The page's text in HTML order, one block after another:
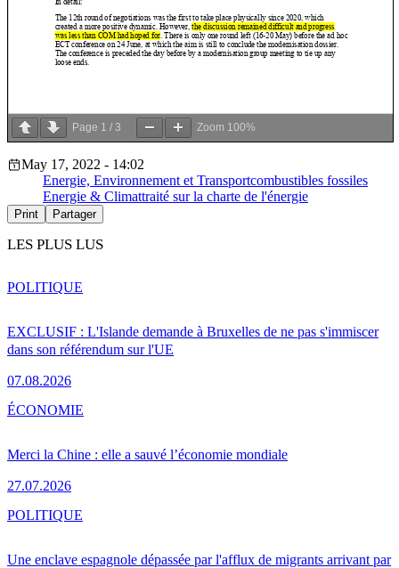
Page 1 / 3 Zoom 100%
May 17, 2022 - 14:02
Energie, Environnement et Transportcombustibles fossiles
Energie & Climattraité sur la charte de l'énergie
Print Partager
LES PLUS LUS
EXCLUSIF : L'Islande demande à Bruxelles de ne pas s'immiscer
dans son référendum sur l'UE
07.08.2026
POLITIQUE
Merci la Chine : elle a sauvé l’économie mondiale
27.07.2026
ÉCONOMIE
Une enclave espagnole dépassée par l'afflux de migrants arrivant par
POLITIQUE